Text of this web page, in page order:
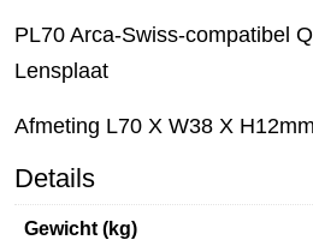
PL70 Arca-Swiss-compatibel
Lensplaat
Afmeting L70 X W38 X
Details
Gewicht (kg)